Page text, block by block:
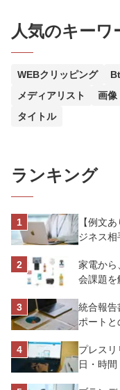
人気のキーワ
WEBクリッピング
メディアリスト
画像
タイトル
ランキング
【例文あ
ジネス相
家電から
会課題を
統合報告
ポートと
プレス
日・時間